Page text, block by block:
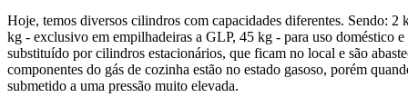
Hoje, temos diversos cilindros com capacidades diferentes. Sendo:
kg - exclusivo em empilhadeiras a GLP, 45 kg - para uso doméstico
substituído por cilindros estacionários, que ficam no local e são
componentes do gás de cozinha estão no estado gasoso, porém
submetido a uma pressão muito elevada.